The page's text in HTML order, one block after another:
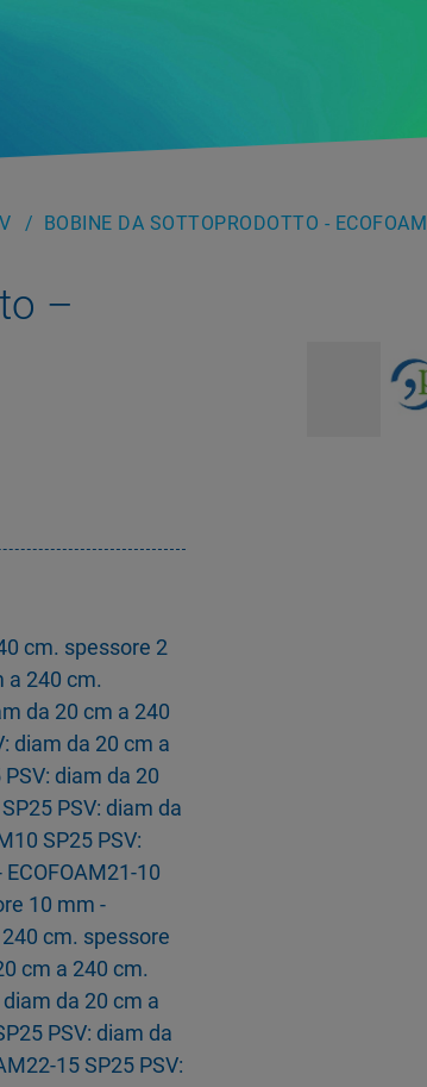
BOBINE DA SOTTOPRODOTTO - ECOFOAM
–
cm. spessore 2
a 240 cm.
da 20 cm a 240
diam da 20 cm a
diam da 20
PSV: diam da
SP25 PSV:
10
10 mm -
cm. spessore
cm a 240 cm.
diam da 20 cm a
PSV: diam da
15 SP25 PSV: